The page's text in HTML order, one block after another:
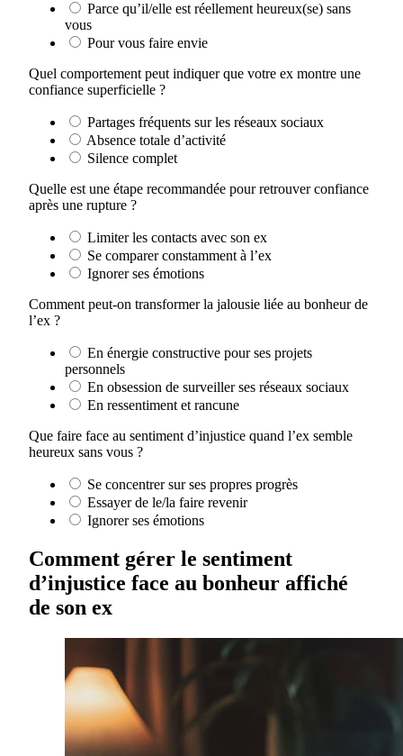
Parce qu’il/elle est réellement heureux(se) sans
vous
Pour vous faire envie
Quel comportement peut indiquer que votre ex montre une
confiance superficielle ?
Partages fréquents sur les réseaux sociaux
Absence totale d’activité
Silence complet
Quelle est une étape recommandée pour retrouver confiance
après une rupture ?
Limiter les contacts avec son ex
Se comparer constamment à l’ex
Ignorer ses émotions
Comment peut-on transformer la jalousie liée au bonheur de
l’ex ?
En énergie constructive pour ses projets
personnels
En obsession de surveiller ses réseaux sociaux
En ressentiment et rancune
Que faire face au sentiment d’injustice quand l’ex semble
heureux sans vous ?
Se concentrer sur ses propres progrès
Essayer de le/la faire revenir
Ignorer ses émotions
Comment gérer le sentiment
d’injustice face au bonheur affiché
de son ex